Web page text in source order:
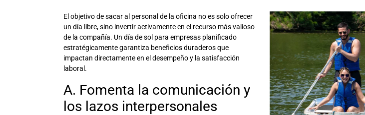
El objetivo de sacar al personal de la oficina no es solo ofrecer
un día libre, sino invertir activamente en el recurso más valioso
de la compañía. Un día de sol para empresas planificado
estratégicamente garantiza beneficios duraderos que
impactan directamente en el desempeño y la satisfacción
laboral.
A. Fomenta la comunicación y
los lazos interpersonales